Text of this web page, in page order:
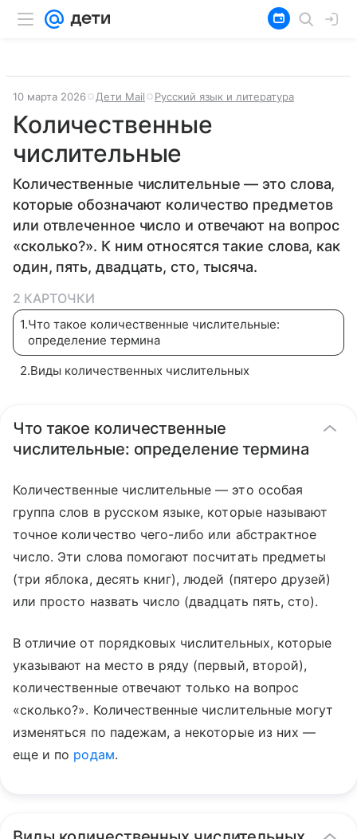
10 марта 2026 Дети Mail Русский язык и литература
Количественные
числительные
Количественные числительные — это слова,
которые обозначают количество предметов
или отвлеченное число и отвечают на вопрос
«сколько?». К ним относятся такие слова, как
один, пять, двадцать, сто, тысяча.
2 КАРТОЧКИ
1.Что такое количественные числительные:
определение термина
2.Виды количественных числительных
Что такое количественные
числительные: определение термина
Количественные числительные — это особая
группа слов в русском языке, которые называют
точное количество чего-либо или абстрактное
число. Эти слова помогают посчитать предметы
(три яблока, десять книг), людей (пятеро друзей)
или просто назвать число (двадцать пять, сто).
В отличие от порядковых числительных, которые
указывают на место в ряду (первый, второй),
количественные отвечают только на вопрос
«сколько?». Количественные числительные могут
изменяться по падежам, а некоторые из них —
еще и по родам.